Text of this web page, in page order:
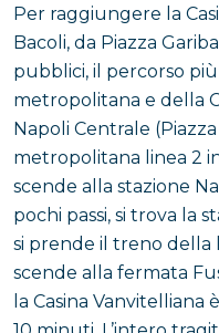
Per raggiungere la
Bacoli, da Piazza
pubblici, il percorso
metropolitana e della
Napoli Centrale
metropolitana linea 2
scende alla stazione
pochi passi, si trova la
si prende il treno della
scende alla fermata
la Casina Vanvitelliana